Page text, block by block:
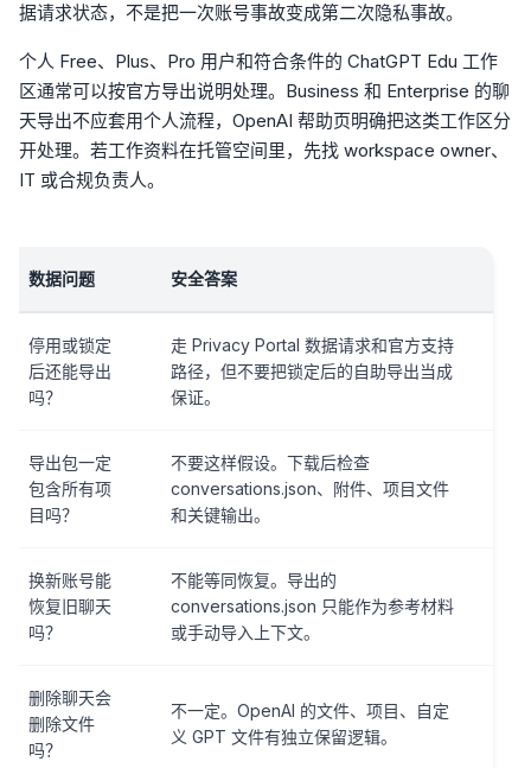
据请求状态，不是把一次账号事故变成第二次隐私事故。
个人 Free、Plus、Pro 用户和符合条件的 ChatGPT Edu 工作
区通常可以按官方导出说明处理。Business 和 Enterprise 的聊
天导出不应套用个人流程，OpenAI 帮助页明确把这类工作区分
开处理。若工作资料在托管空间里，先找 workspace owner、
IT 或合规负责人。
数据问题 安全答案
停用或锁定
后还能导出
吗？
走 Privacy Portal 数据请求和官方支持
路径，但不要把锁定后的自助导出当成
保证。
导出包一定
包含所有项
目吗？
不要这样假设。下载后检查
conversations.json、附件、项目文件
和关键输出。
换新账号能
恢复旧聊天
吗？
不能等同恢复。导出的
conversations.json 只能作为参考材料
或手动导入上下文。
删除聊天会
删除文件
吗？
不一定。OpenAI 的文件、项目、自定
义 GPT 文件有独立保留逻辑。